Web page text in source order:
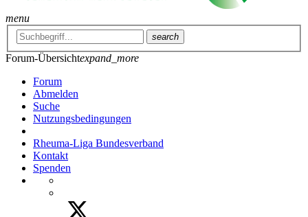
menu
search
Forum-Übersichtexpand_more
Forum
Abmelden
Suche
Nutzungsbedingungen
Rheuma-Liga Bundesverband
Kontakt
Spenden